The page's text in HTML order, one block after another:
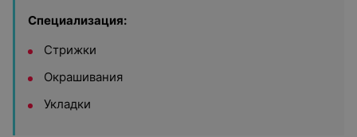
Специализация:
Стрижки
Окрашивания
Укладки